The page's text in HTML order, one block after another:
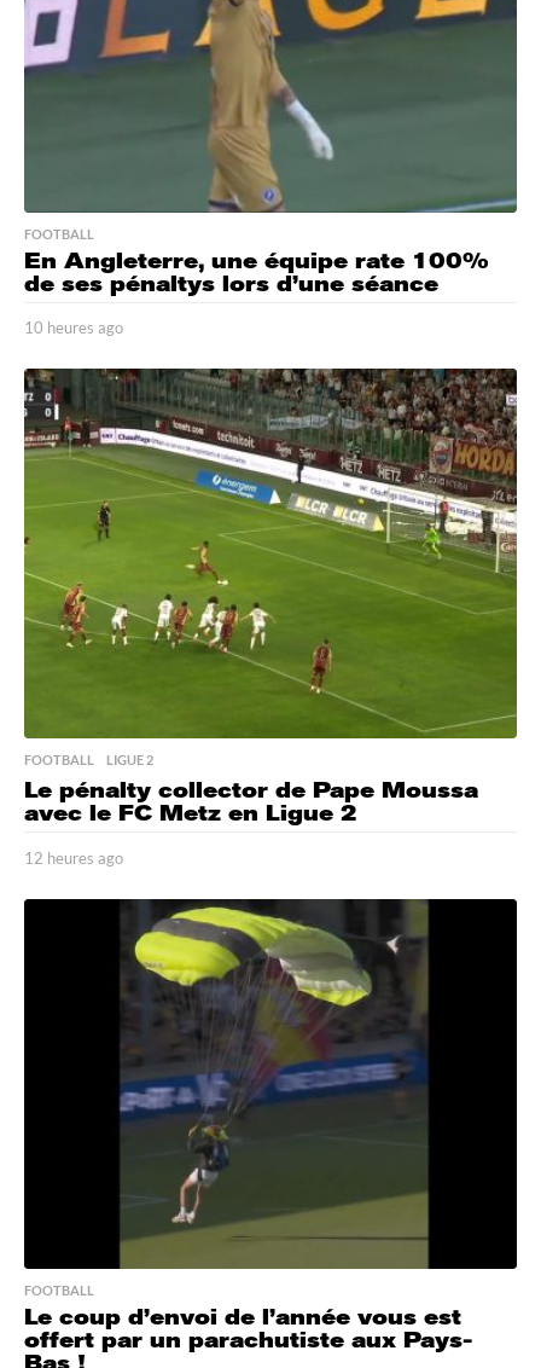
FOOTBALL
En Angleterre, une équipe rate 100%
de ses pénaltys lors d’une séance
10 heures ago
h
e
r
e
FOOTBALL ,LIGUE 2
Le pénalty collector de Pape Moussa
avec le FC Metz en Ligue 2
12 heures ago
h
e
o
FOOTBALL
Le coup d’envoi de l’année vous est
offert par un parachutiste aux Pays-